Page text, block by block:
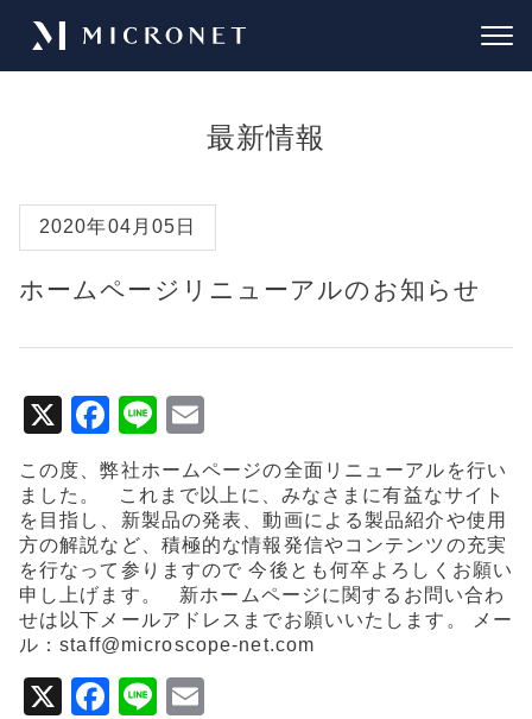
最新情報
2020年04月05日
ホームページリニューアルのお知らせ
X
F
a
c
e
b
o
o
k
Li
e
m
ai
l
この度、弊社ホームページの全面リニューアルを行い
ました。 これまで以上に、みなさまに有益なサイト
を目指し、新製品の発表、動画による製品紹介や使用
方の解説など、積極的な情報発信やコンテンツの充実
を行なって参りますので 今後とも何卒よろしくお願い
申し上げます。 新ホームページに関するお問い合わ
せは以下メールアドレスまでお願いいたします。 メー
ル：staff@microscope-net.com
X
F
Li